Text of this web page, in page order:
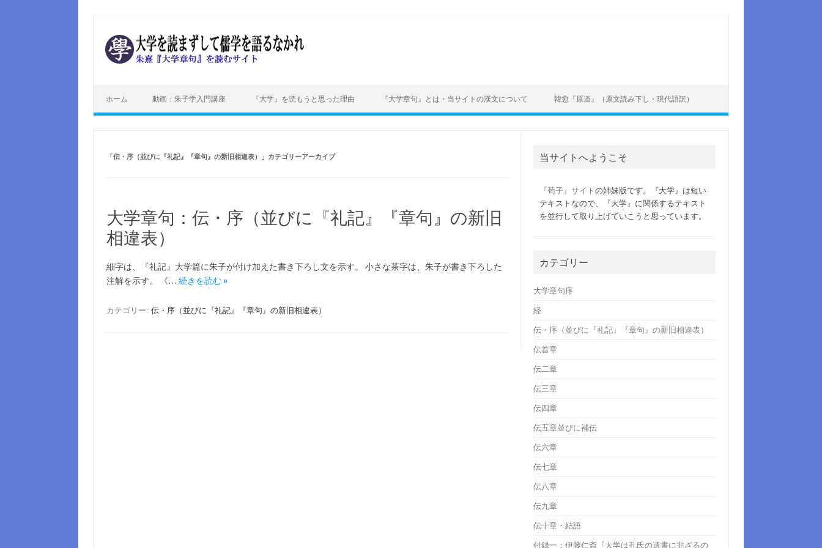
ホーム 動画：朱子学入門講座 『大学』を読もうと思った理由 『大学章句』とは・当サイトの漢文について 韓愈『原道』（原文読み下し・現代語訳）
「伝・序（並びに『礼記』『章句』の新旧相違表） 」カテゴリーアーカイブ
大学章句：伝・序（並びに『礼記』『章句』の新旧
相違表）
細字は、『礼記』大学篇に朱子が付け加えた書き下ろし文を示す。 小さな茶字は、朱子が書き下ろした
注解を示す。 《… 続きを読む »
カテゴリー: 伝・序（並びに『礼記』『章句』の新旧相違表）
当サイトへようこそ
『荀子』サイトの姉妹版です。『大学』は短い
テキストなので、『大学』に関係するテキスト
を並行して取り上げていこうと思っています。
カテゴリー
大学章句序
経
伝・序（並びに『礼記』『章句』の新旧相違表）
伝首章
伝二章
伝三章
伝四章
伝五章並びに補伝
伝六章
伝七章
伝八章
伝九章
伝十章・結語
付録一：伊藤仁斎『大学は孔氏の遺書に非ざるの